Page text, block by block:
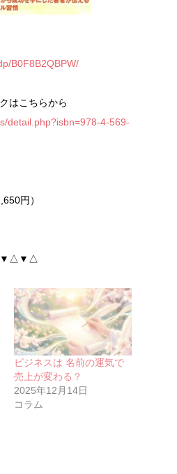
B0F8B2QBPW/
はこちらから
detail.php?isbn=978-4-569-
円）
ビジネスは 名前の運気で
売上が変わる？
2025年12月14日
コラム